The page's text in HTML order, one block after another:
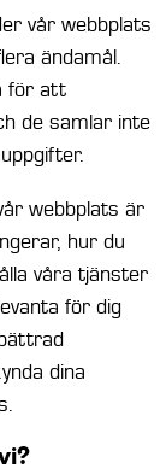
vår webbplats
ändamål.
för att
de samlar inte
webbplats är
hur du
våra tjänster
för dig
dina